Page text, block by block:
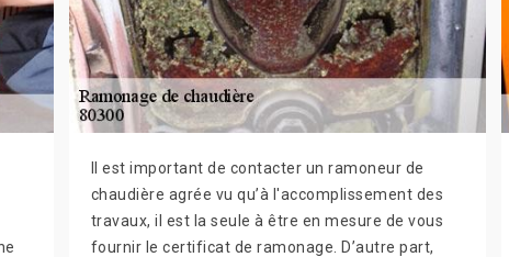
Il est important de contacter un ramoneur de
chaudière agrée vu qu’à l'accomplissement des
travaux, il est la seule à être en mesure de vous
fournir le certificat de ramonage. D’autre part,